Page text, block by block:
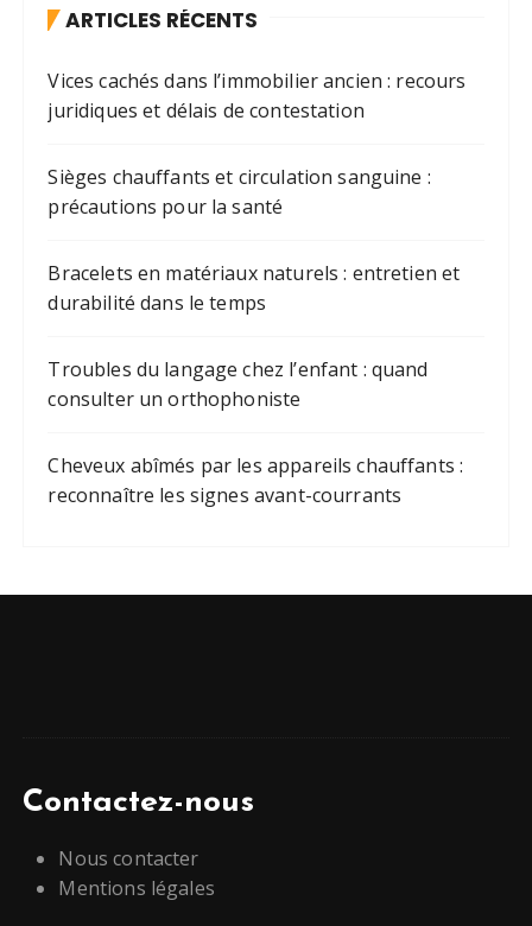
ARTICLES RÉCENTS
Vices cachés dans l’immobilier ancien : recours
juridiques et délais de contestation
Sièges chauffants et circulation sanguine :
précautions pour la santé
Bracelets en matériaux naturels : entretien et
durabilité dans le temps
Troubles du langage chez l’enfant : quand
consulter un orthophoniste
Cheveux abîmés par les appareils chauffants :
reconnaître les signes avant-courrants
Contactez-nous
Nous contacter
Mentions légales